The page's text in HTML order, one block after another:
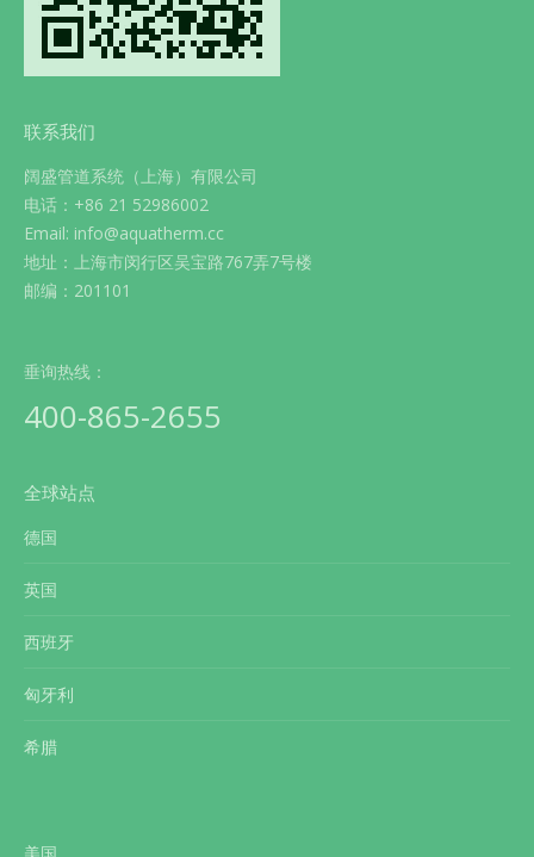
联系我们
阔盛管道系统（上海）有限公司
电话：+86 21 52986002
Email: info@aquatherm.cc
地址：上海市闵行区吴宝路767弄7号楼
邮编：201101
垂询热线：
400-865-2655
全球站点
德国
英国
西班牙
匈牙利
希腊
美国